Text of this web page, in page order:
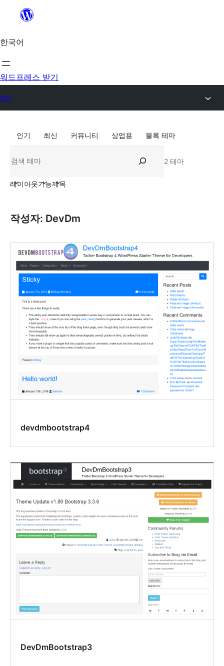
츠
바
로
가
기
한국어
워드프레스 받기
마
인기 최신 커뮤니티 상업용
블록 테마
색
2 테마
레이아웃기능제목
작성자: DevDm
devdmbootstrap4
DevDmBootstrap3